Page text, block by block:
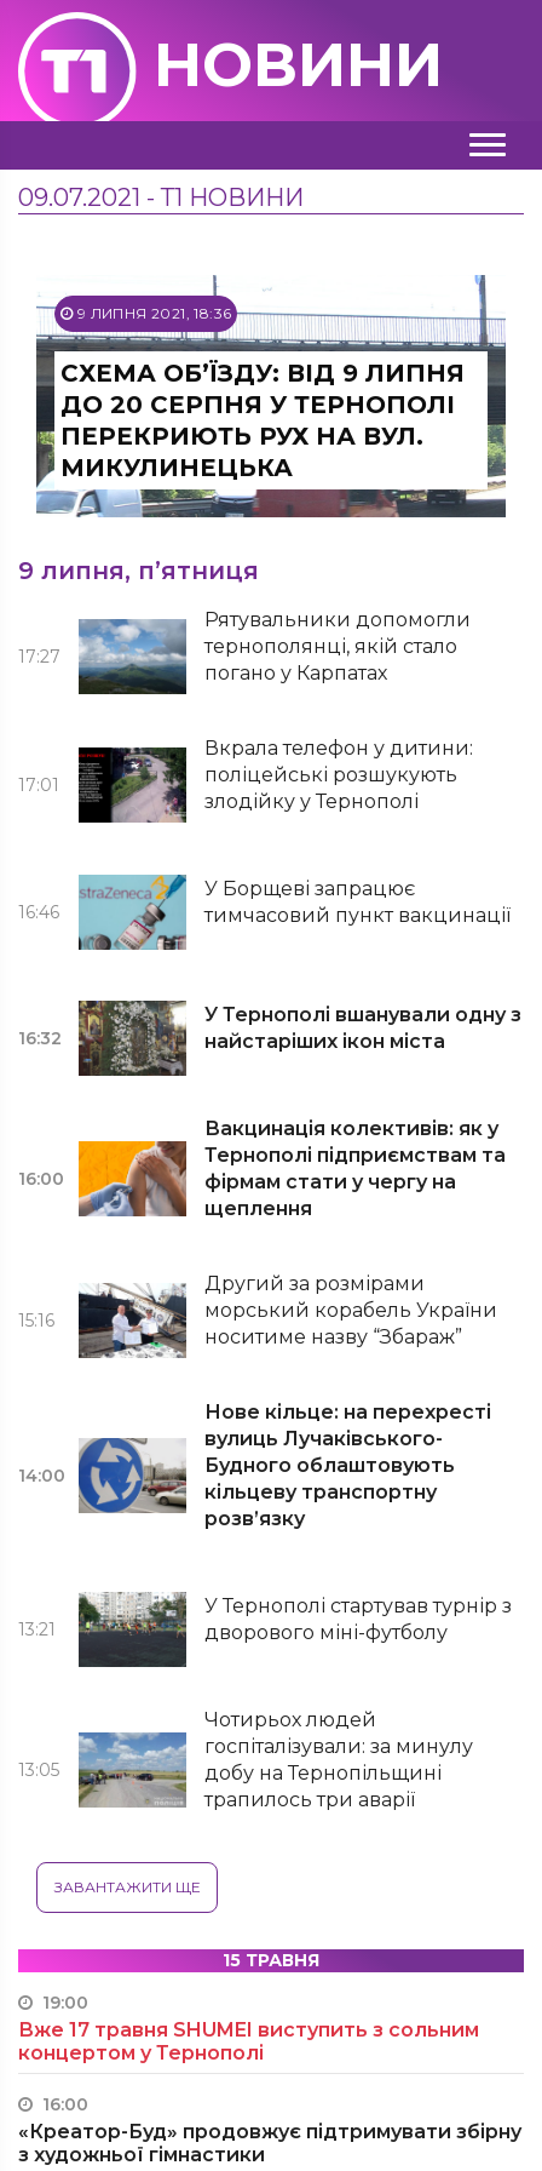
НОВИНИ
09.07.2021 - Т1 НОВИНИ
9 ЛИПНЯ 2021, 18:36
СХЕМА ОБ’ЇЗДУ: ВІД 9 ЛИПНЯ
ДО 20 СЕРПНЯ У ТЕРНОПОЛІ
ПЕРЕКРИЮТЬ РУХ НА ВУЛ.
МИКУЛИНЕЦЬКА
9 липня, п’ятниця
17:27
Рятувальники допомогли
тернополянці, якій стало
погано у Карпатах
17:01
Вкрала телефон у дитини:
поліцейські розшукують
злодійку у Тернополі
16:46
У Борщеві запрацює
тимчасовий пункт вакцинації
16:32
У Тернополі вшанували одну з
найстаріших ікон міста
16:00
Вакцинація колективів: як у
Тернополі підприємствам та
фірмам стати у чергу на
щеплення
15:16
Другий за розмірами
морський корабель України
носитиме назву “Збараж”
14:00
Нове кільце: на перехресті
вулиць Лучаківського-
Будного облаштовують
кільцеву транспортну
розв’язку
13:21
У Тернополі стартував турнір з
дворового міні-футболу
13:05
Чотирьох людей
госпіталізували: за минулу
добу на Тернопільщині
трапилось три аварії
ЗАВАНТАЖИТИ ЩЕ
15 ТРАВНЯ
19:00
Вже 17 травня SHUMEI виступить з сольним
концертом у Тернополі
16:00
«Креатор-Буд» продовжує підтримувати збірну
з художньої гімнастики